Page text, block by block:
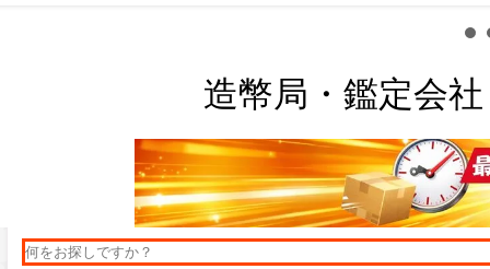
造幣局・鑑定会